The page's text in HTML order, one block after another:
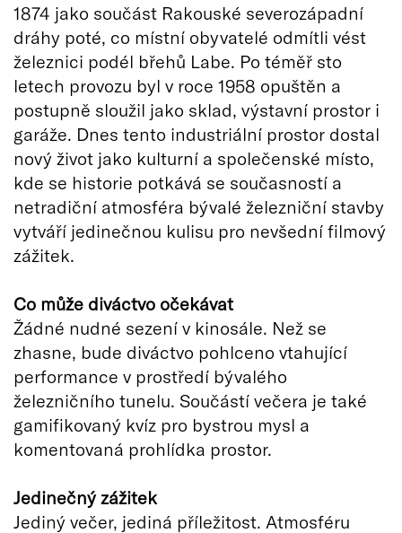
1874 jako součást Rakouské severozápadní
dráhy poté, co místní obyvatelé odmítli vést
železnici podél břehů Labe. Po téměř sto
letech provozu byl v roce 1958 opuštěn a
postupně sloužil jako sklad, výstavní prostor i
garáže. Dnes tento industriální prostor dostal
nový život jako kulturní a společenské místo,
kde se historie potkává se současností a
netradiční atmosféra bývalé železniční stavby
vytváří jedinečnou kulisu pro nevšední filmový
zážitek.
Co může diváctvo očekávat
Žádné nudné sezení v kinosále. Než se
zhasne, bude diváctvo pohlceno vtahující
performance v prostředí bývalého
železničního tunelu. Součástí večera je také
gamifikovaný kvíz pro bystrou mysl a
komentovaná prohlídka prostor.
Jedinečný zážitek
Jediný večer, jediná příležitost. Atmosféru